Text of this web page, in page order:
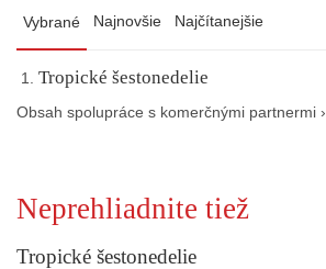
Vybrané Najnovšie Najčítanejšie
Tropické šestonedelie
Obsah spolupráce s komerčnými partnermi ›
Neprehliadnite tiež
Tropické šestonedelie